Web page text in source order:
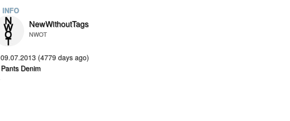
INFO
NewWithoutTags
NWOT
09.07.2013 (4779 days ago)
Pants Denim